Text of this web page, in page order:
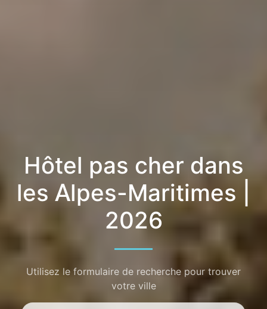
Hôtel pas cher dans
les Alpes-Maritimes |
2026
Utilisez le formulaire de recherche pour trouver
votre ville